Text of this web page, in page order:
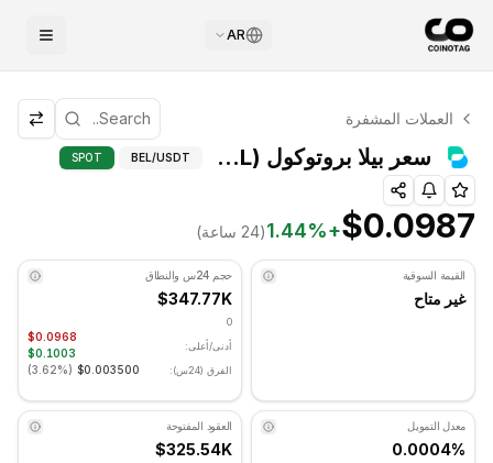
AR
التحليل الفني لـ بيلا بروتوكول
العملات المشفرة
سعر بيلا بروتوكول (BEL) التحليل الفني
BEL/USDT
SPOT
$0.0987
+
1.44% (24 ساعة)
القيمة السوقية
غير متاح
حجم 24س والنطاق
$347.77K
0
أدنى/أعلى:
$0.0968
$0.1003
الفرق (24س): $0.003500
(
3.62%
)
معدل التمويل
0.0004%
العقود المفتوحة
$325.54K